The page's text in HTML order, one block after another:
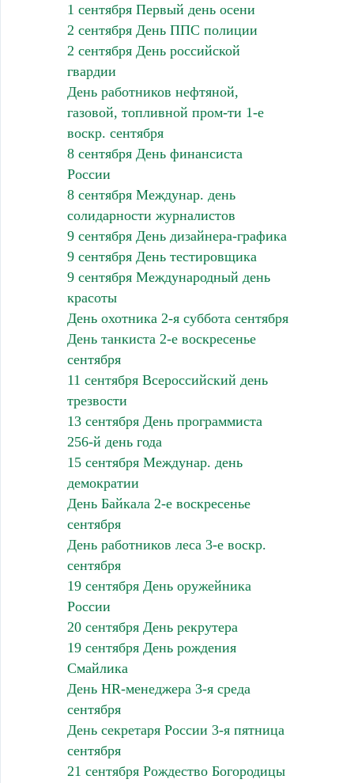
1 сентября Первый день осени
2 сентября День ППС полиции
2 сентября День российской
гвардии
День работников нефтяной,
газовой, топливной пром-ти 1-е
воскр. сентября
8 сентября День финансиста
России
8 сентября Междунар. день
солидарности журналистов
9 сентября День дизайнера-графика
9 сентября День тестировщика
9 сентября Международный день
красоты
День охотника 2-я суббота сентября
День танкиста 2-е воскресенье
сентября
11 сентября Всероссийский день
трезвости
13 сентября День программиста
256-й день года
15 сентября Междунар. день
демократии
День Байкала 2-е воскресенье
сентября
День работников леса 3-е воскр.
сентября
19 сентября День оружейника
России
20 сентября День рекрутера
19 сентября День рождения
Смайлика
День HR-менеджера 3-я среда
сентября
День секретаря России 3-я пятница
сентября
21 сентября Рождество Богородицы